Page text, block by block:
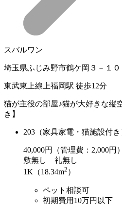
スバルワン
埼玉県ふじみ野市鶴ケ岡３－１０
東武東上線上福岡駅 徒歩12分
猫が主役の部屋♪猫が大好きな縦
き】
203（家具家電・猫施設付き
40,000円（管理費：2,000円）
敷無し 礼無し
1K（18.34m2 ）
ペット相談可
初期費用10万円以下